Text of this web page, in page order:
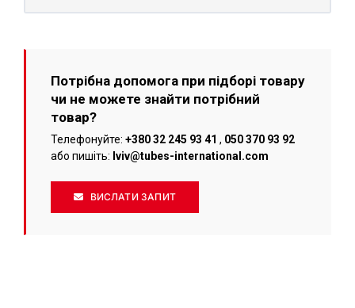
Потрібна допомога при підборі товару
чи не можете знайти потрібний
товар?
Телефонуйте: +380 32 245 93 41 , 050 370 93 92
або пишіть: lviv@tubes-international.com
ВИСЛАТИ ЗАПИТ